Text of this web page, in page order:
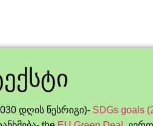
დღის წესრიგი)- SDGs goals